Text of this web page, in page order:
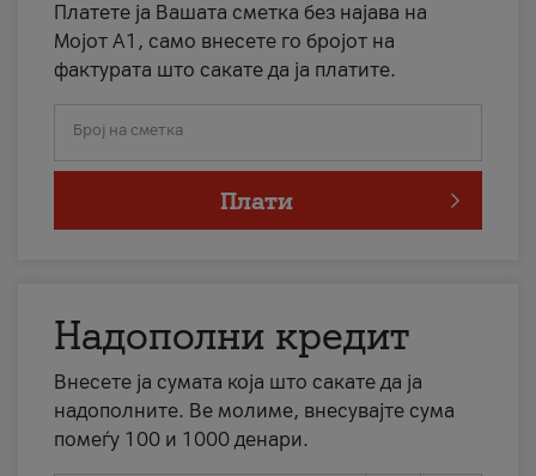
Платете ја Вашата сметка без најава на
Мојот А1, само внесете го бројот на
фактурата што сакате да ја платите.
Број на сметка
Плати
Надополни кредит
Внесете ја сумата која што сакате да ја
надополните. Ве молиме, внесувајте сума
помеѓу 100 и 1000 денари.